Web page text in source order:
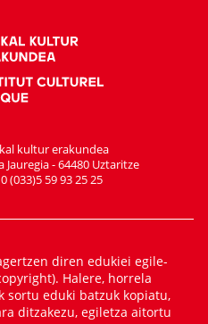
kultur erakundea
Jauregia - 64480 Uztaritze
(033)5 59 93 25 25
diren edukiei egile-
Halere, horrela
sortu eduki batzuk kopiatu,
ditzakezu, egiletza aitortu